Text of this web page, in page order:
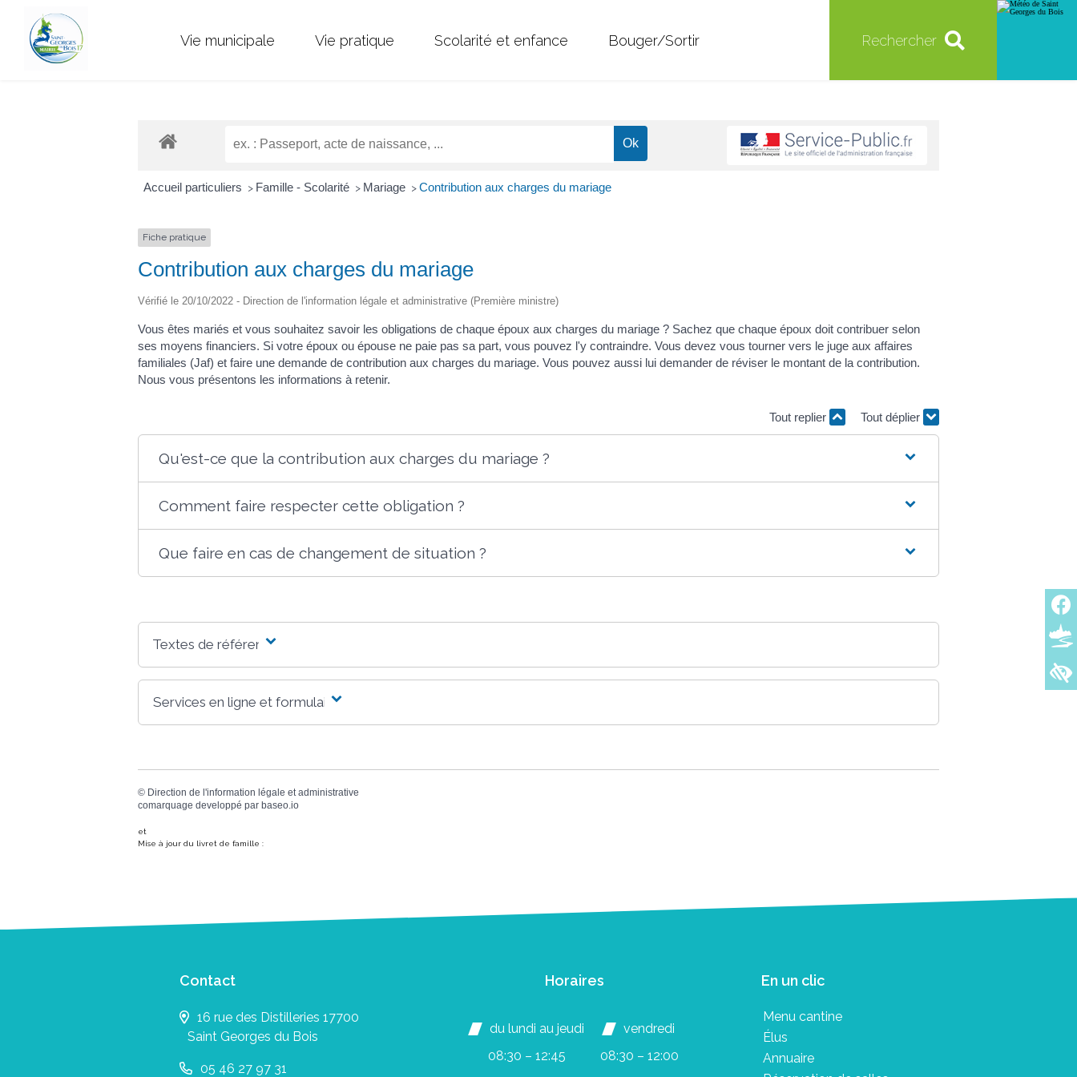
Vie municipale Vie pratique Scolarité et enfance Bouger/Sortir Rechercher
Accueil particuliers > Famille - Scolarité > Mariage > Contribution aux charges du mariage
Fiche pratique
Contribution aux charges du mariage
Vérifié le 20/10/2022 - Direction de l'information légale et administrative (Première ministre)
Vous êtes mariés et vous souhaitez savoir les obligations de chaque époux aux charges du mariage ? Sachez que chaque époux doit contribuer selon
ses moyens financiers. Si votre époux ou épouse ne paie pas sa part, vous pouvez l'y contraindre. Vous devez vous tourner vers le juge aux affaires
familiales (Jaf) et faire une demande de contribution aux charges du mariage. Vous pouvez aussi lui demander de réviser le montant de la contribution.
Nous vous présentons les informations à retenir.
Tout replier Tout déplier
Qu'est-ce que la contribution aux charges du mariage ?
Comment faire respecter cette obligation ?
Que faire en cas de changement de situation ?
Textes de référence
Services en ligne et formulaires
© Direction de l'information légale et administrative
comarquage developpé par baseo.io
et
Mise à jour du livret de famille :
Contact
16 rue des Distilleries 17700
Saint Georges du Bois
05 46 27 97 31
Horaires
du lundi au jeudi
08:30 – 12:45
vendredi
08:30 – 12:00
En un clic
Menu cantine
Élus
Annuaire